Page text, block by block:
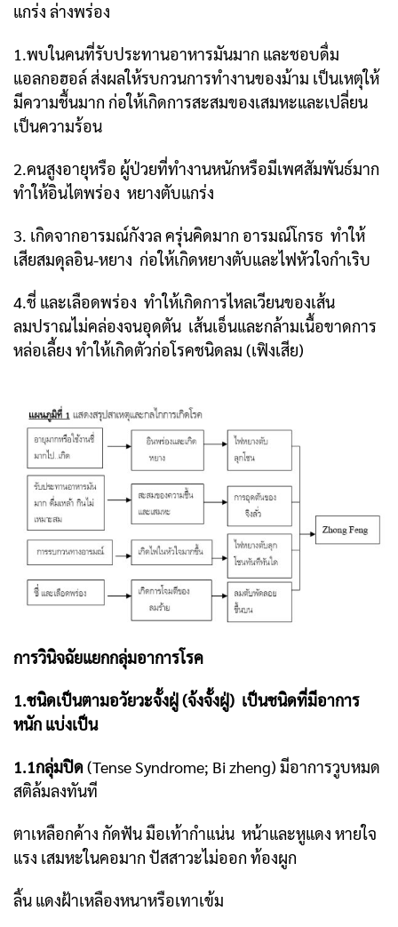
แกร่ง ล่างพร่อง
1.พบในคนที่รับประทานอาหารมันมาก และชอบดื่ม
แอลกอฮอล์ ส่งผลให้รบกวนการทำงานของม้าม เป็นเหตุให้
มีความชื้นมาก ก่อให้เกิดการสะสมของเสมหะและเปลี่ยน
เป็นความร้อน
2.คนสูงอายุหรือ ผู้ป่วยที่ทำงานหนักหรือมีเพศสัมพันธ์มาก
ทำให้อินไตพร่อง หยางตับแกร่ง
3. เกิดจากอารมณ์กังวล ครุ่นคิดมาก อารมณ์โกรธ ทำให้
เสียสมดุลอิน-หยาง ก่อให้เกิดหยางตับและไฟหัวใจกำเริบ
4.ชี่ และเลือดพร่อง ทำให้เกิดการไหลเวียนของเส้น
ลมปราณไม่คล่องจนอุดตัน เส้นเอ็นและกล้ามเนื้อขาดการ
หล่อเลี้ยง ทำให้เกิดตัวก่อโรคชนิดลม (เฟิงเสีย)
การวินิจฉัยแยกกลุ่มอาการโรค
1.ชนิดเป็นตามอวัยวะจั้งฝู่ (จ้งจั้งฝู่) เป็นชนิดที่มีอาการ
หนัก แบ่งเป็น
1.1กลุ่มปิด (Tense Syndrome; Bi zheng) มีอาการวูบหมด
สติล้มลงทันที
ตาเหลือกค้าง กัดฟัน มือเท้ากำแน่น หน้าและหูแดง หายใจ
แรง เสมหะในคอมาก ปัสสาวะไม่ออก ท้องผูก
ลิ้น แดงฝ้าเหลืองหนาหรือเทาเข้ม